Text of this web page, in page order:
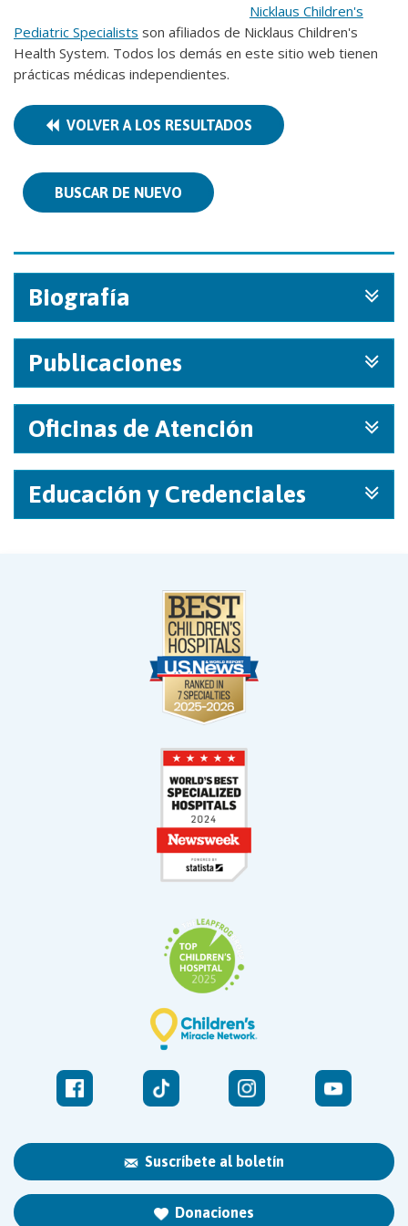
Nicklaus Children's
Pediatric Specialists son afiliados de Nicklaus Children's
Health System. Todos los demás en este sitio web tienen
prácticas médicas independientes.
VOLVER A LOS RESULTADOS
BUSCAR DE NUEVO
Biografía
Publicaciones
Oficinas de Atención
Educación y Credenciales
Suscríbete al boletín
Donaciones